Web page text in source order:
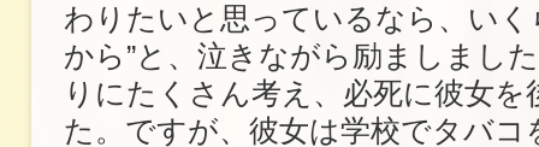
わりたいと思っているなら、い
から”と、泣きながら励ましまし
りにたくさん考え、必死に彼女を
た。ですが、彼女は学校でタバコ